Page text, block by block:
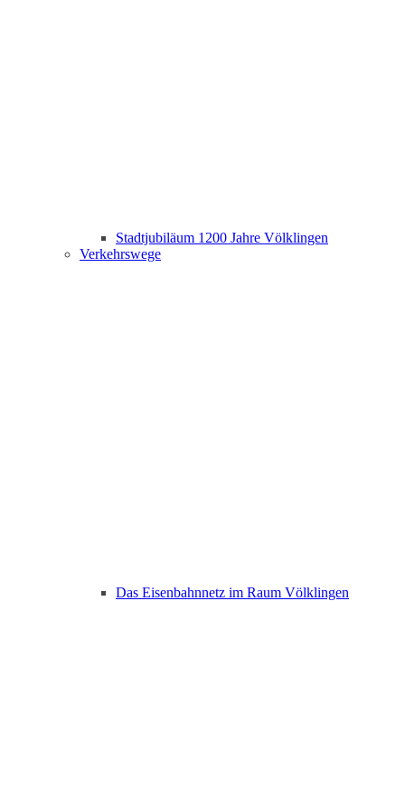
Stadtjubiläum 1200 Jahre Völklingen
Verkehrswege
Das Eisenbahnnetz im Raum Völklingen